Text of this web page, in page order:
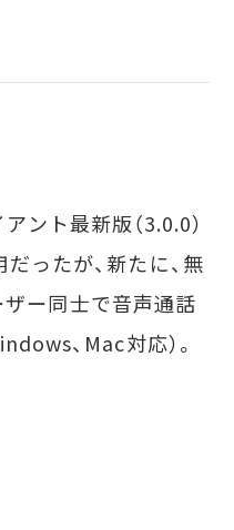
ント最新版（3.0.0）
ったが、新たに、無
ザー同士で音声通話
、Mac対応）。